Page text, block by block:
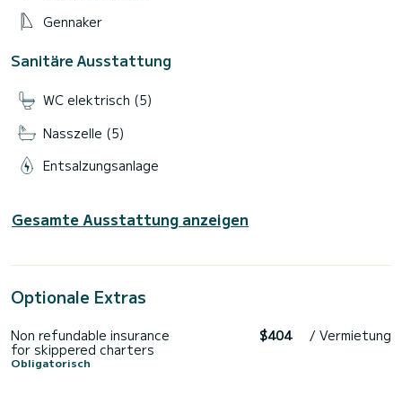
Gennaker
Sanitäre Ausstattung
WC elektrisch (5)
Nasszelle (5)
Entsalzungsanlage
Gesamte Ausstattung anzeigen
Optionale Extras
Non refundable insurance
for skippered charters
Obligatorisch
$404 / Vermietung